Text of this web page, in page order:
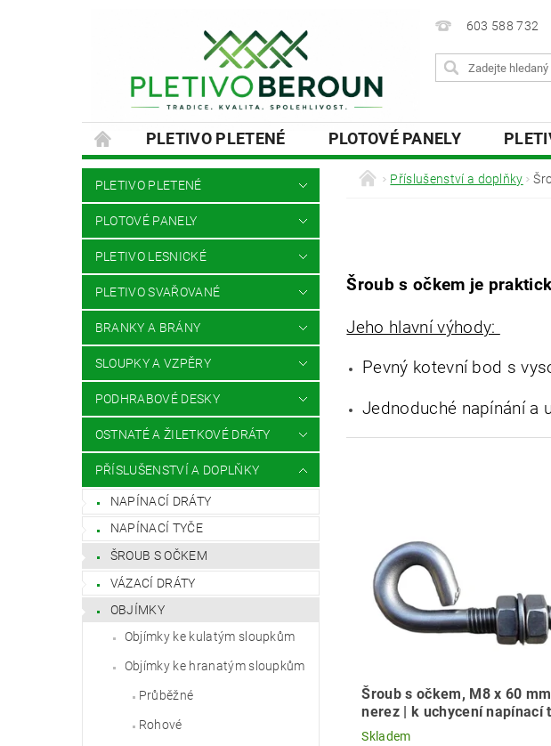
603 588 732
PLETIVO PLETENÉ PLOTOVÉ PANELY
SLOUPKY A VZPĚRY
PODHRABOVÉ DESKY
MONTÁŽE PLOTŮ A BRAN
PLETIVO PLETENÉ
PLOTOVÉ PANELY
PLETIVO LESNICKÉ
PLETIVO SVAŘOVANÉ
BRANKY A BRÁNY
SLOUPKY A VZPĚRY
PODHRABOVÉ DESKY
OSTNATÉ A ŽILETKOVÉ DRÁTY
PŘÍSLUŠENSTVÍ A DOPLŇKY
NAPÍNACÍ DRÁTY
NAPÍNACÍ TYČE
ŠROUB S OČKEM
VÁZACÍ DRÁTY
OBJÍMKY
Objímky ke kulatým sloupkům
Objímky ke hranatým sloupkům
Průběžné
Rohové
Příslušenství a doplňky
Šroub s očkem je
Jeho hlavní výhody:
Pevný kotevní bod s
Jednoduché napínání a
Šroub s očkem, M8 x 60
nerez | k uchycení napínací
Skladem